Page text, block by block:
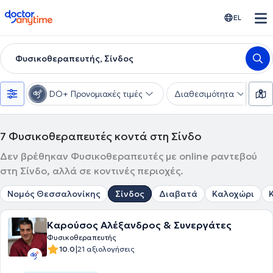
doctoranytime EL
Φυσικοθεραπευτής, Σίνδος
DO+ Προνομιακές τιμές Διαθεσιμότητα
7 Φυσικοθεραπευτές κοντά στη Σίνδο
Δεν βρέθηκαν Φυσικοθεραπευτές με online ραντεβού
στη Σίνδο, αλλά σε κοντινές περιοχές.
Νομός Θεσσαλονίκης Σίνδος Διαβατά Καλοχώρι
Καρούσος Αλέξανδρος & Συνεργάτες
Φυσικοθεραπευτής
10.0|21 αξιολογήσεις